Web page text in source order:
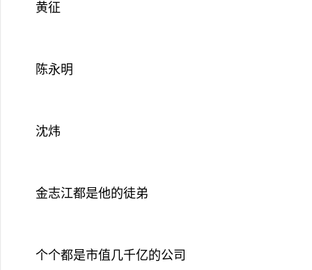
黄征
陈永明
沈炜
金志江都是他的徒弟
个个都是市值几千亿的公司